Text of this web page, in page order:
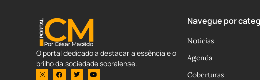
O portal dedicado a destacar a essência e o
brilho da sociedade sobralense.
Navegue por
Notícias
Agenda
Coberturas